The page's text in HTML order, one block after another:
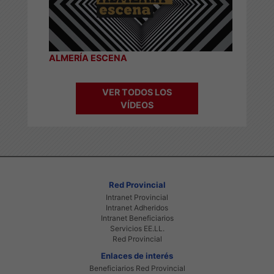
ALMERÍA ESCENA
VER TODOS LOS
VÍDEOS
Red Provincial
Intranet Provincial
Intranet Adheridos
Intranet Beneficiarios
Servicios EE.LL.
Red Provincial
Enlaces de interés
Beneficiarios Red Provincial